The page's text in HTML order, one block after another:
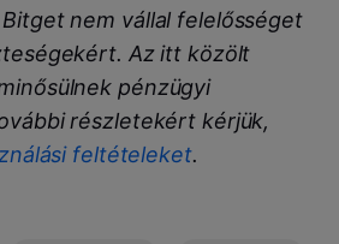
nem vállal felelősséget
Az itt közölt
pénzügyi
részletekért kérjük,
feltételeket.